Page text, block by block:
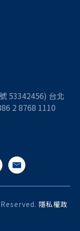
53342456) 台北
2 8768 1110
隱私權政